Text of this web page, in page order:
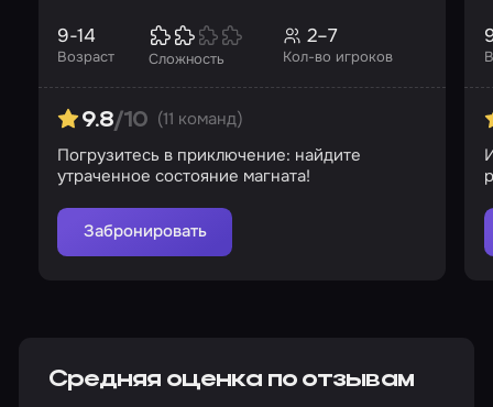
Возраст
9-14
Сложность Кол-во игроков
2–7
9.8/10 (11 команд)
Погрузитесь в приключение: найдите
утраченное состояние магната!
Забронировать
Средняя оценка по отзывам